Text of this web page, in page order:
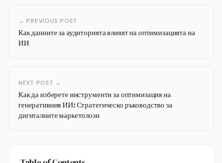
← PREVIOUS POST
Как данните за аудиторията влияят на оптимизацията на
ИИ
NEXT POST →
Как да изберете инструменти за оптимизация на
генеративния ИИ: Стратегическо ръководство за
дигиталните маркетолози